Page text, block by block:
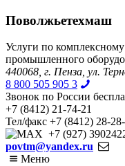
Поволжьетехмаш
Услуги по
промышленного
440068, г. Пенза, ул.
8 800 505 905 3
Звонок по России
+7 (8412) 21-74-21
Тел/факс +7 (8412) 28-
+7 (927)
povtm@yandex.ru
Меню